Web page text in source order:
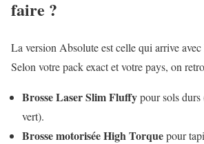
faire ?
La version Absolute est celle qui arrive avec
Selon votre pack exact et votre pays, on
Brosse Laser Slim Fluffypour sols durs
vert).
Brosse motorisée High Torquepour